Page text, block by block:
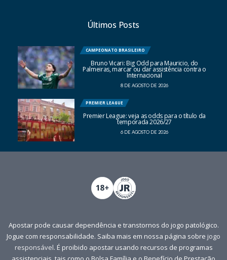
Últimos Posts
CAMPEONATO BRASILEIRO
Bruno Vicari: Big Odd para Mauricio, do
Palmeiras, marcar ou dar assistência contra o
Internacional
8 DE AGOSTO DE 2026
PREMIER LEAGUE
Premier League: veja as odds para o título da
temporada 2026/27
6 DE AGOSTO DE 2026
Apostar pode causar dependência e transtornos do jogo patológico.
Jogue com responsabilidade. Saiba mais em nossa página sobre jogo
responsável. É proibido apostar usando recursos de programas